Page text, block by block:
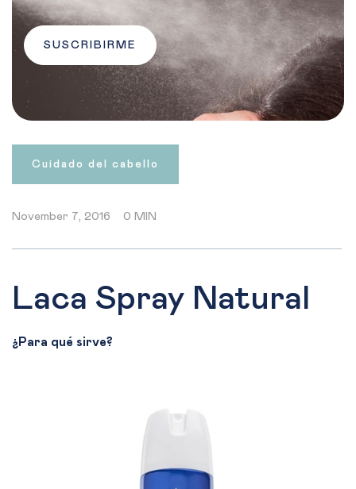
SUSCRIBIRME
Cuidado del cabello
November 7, 2016 0 MIN
Laca Spray Natural
¿Para qué sirve?